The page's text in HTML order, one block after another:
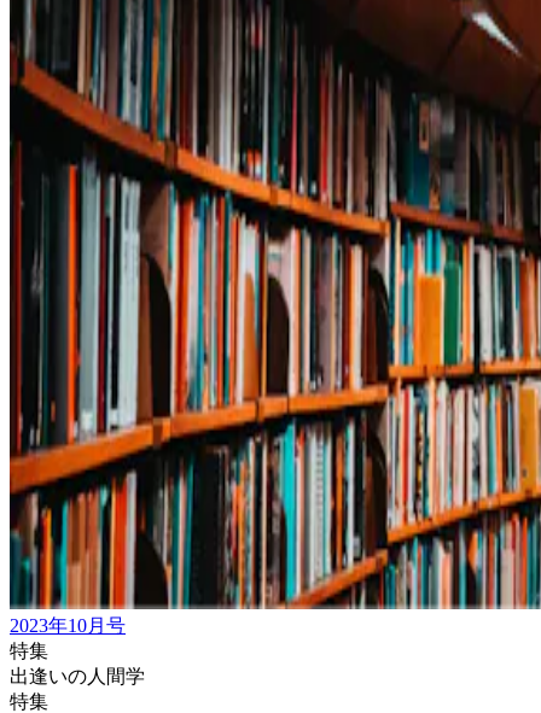
2023年10月号
特集
出逢いの人間学
特集